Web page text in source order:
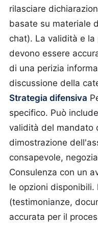
rilasciare
basate su materiale
chat). La validità e la
devono essere
di una perizia
discussione della
Strategia difensiva
specifico. Può
validità del mandato
dimostrazione
consapevole,
Consulenza con un
le opzioni disponibili.
(testimonianze,
accurata per il